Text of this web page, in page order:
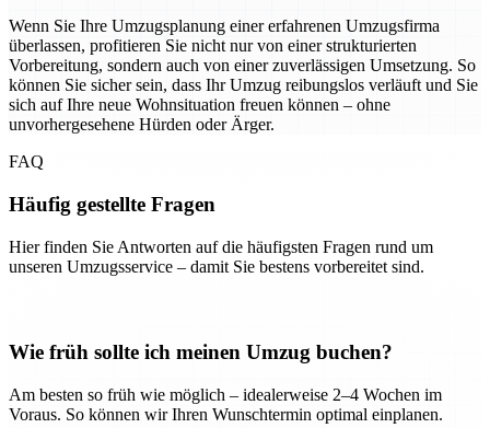
Wenn Sie Ihre Umzugsplanung einer erfahrenen Umzugsfirma
überlassen, profitieren Sie nicht nur von einer strukturierten
Vorbereitung, sondern auch von einer zuverlässigen Umsetzung. So
können Sie sicher sein, dass Ihr Umzug reibungslos verläuft und Sie
sich auf Ihre neue Wohnsituation freuen können – ohne
unvorhergesehene Hürden oder Ärger.
FAQ
Häufig gestellte Fragen
Hier finden Sie Antworten auf die häufigsten Fragen rund um
unseren Umzugsservice – damit Sie bestens vorbereitet sind.
Wie früh sollte ich meinen Umzug buchen?
Am besten so früh wie möglich – idealerweise 2–4 Wochen im
Voraus. So können wir Ihren Wunschtermin optimal einplanen.